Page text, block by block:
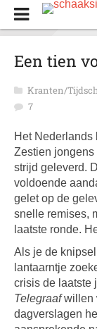
Een tien
Kranten/
7
Het Nederlands
Zestien
strijd geleverd.
voldoende
gelet op de
snelle remises,
laatste ronde.
Als je de
lantaarntje
crisis de laatste
Telegraafwillen
dagverslagen